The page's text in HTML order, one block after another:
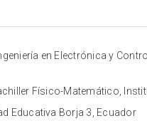
en Electrónica y
Físico-Matemático,
Educativa Borja 3, Ecuador